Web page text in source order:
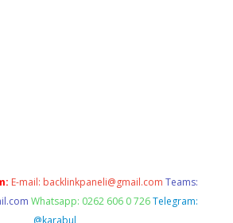
E-mail: backlinkpaneli@gmail.com Teams:
Whatsapp: 0262 606 0 726 Telegram:
@karabul